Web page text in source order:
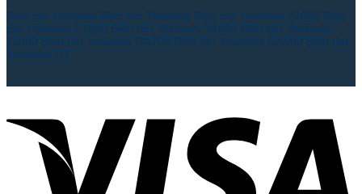
Biến tần Yaskawa Bien tan Yaskawa Biến tần Yaskawa A1000 Biến
tần Yaskawa E1000 Biến tần Yaskawa V1000 Biến tần Yaskawa
J1000 Biến tần Yaskawa GA700 Biến tần Yaskawa GA500 Biến tần
Yaskawa G7